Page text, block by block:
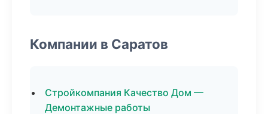
Компании в Саратов
Стройкомпания Качество Дом —
Демонтажные работы